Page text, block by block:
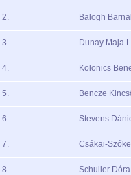
2. Balogh
3. Dunay Maja
4. Kolonics
5. Bencze
6. Stevens
7. Csákai-
8. Schuller